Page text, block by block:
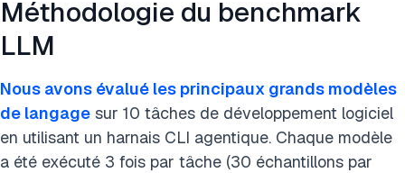
Méthodologie du benchmark
LLM
Nous avons évalué les principaux grands modèles
de langage sur 10 tâches de développement logiciel
en utilisant un harnais CLI agentique. Chaque modèle
a été exécuté 3 fois par tâche (30 échantillons par